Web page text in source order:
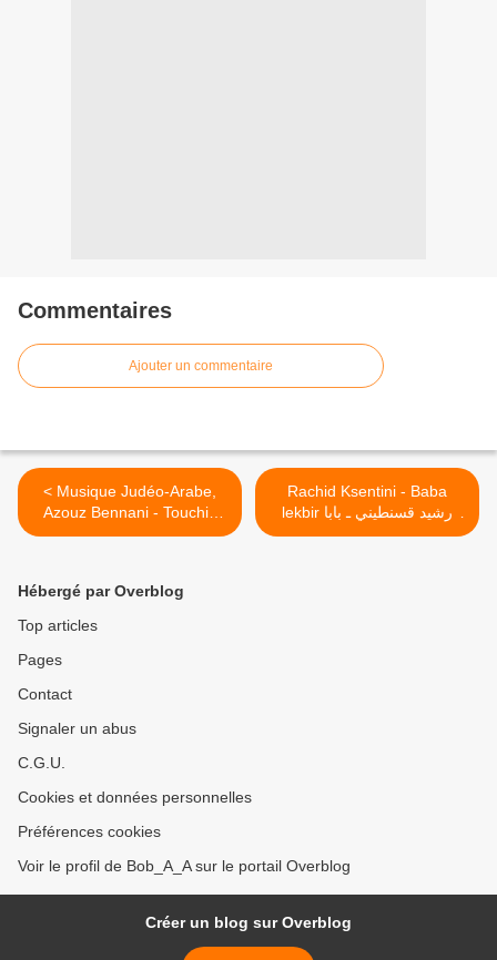
Commentaires
Ajouter un commentaire
< Musique Judéo-Arabe,
Azouz Bennani - Touchia
iblis (1926)
Rachid Ksentini - Baba
lekbir رشيد قسنطيني ـ بابا
لكبر >
Hébergé par Overblog
Top articles
Pages
Contact
Signaler un abus
C.G.U.
Cookies et données personnelles
Préférences cookies
Voir le profil de Bob_A_A sur le portail Overblog
Créer un blog sur Overblog